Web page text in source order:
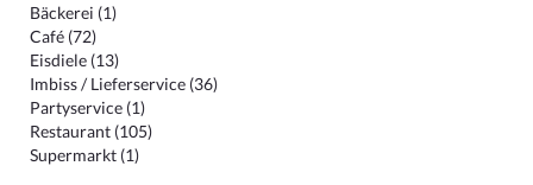
Bäckerei (1)
Café (72)
Eisdiele (13)
Imbiss / Lieferservice (36)
Partyservice (1)
Restaurant (105)
Supermarkt (1)